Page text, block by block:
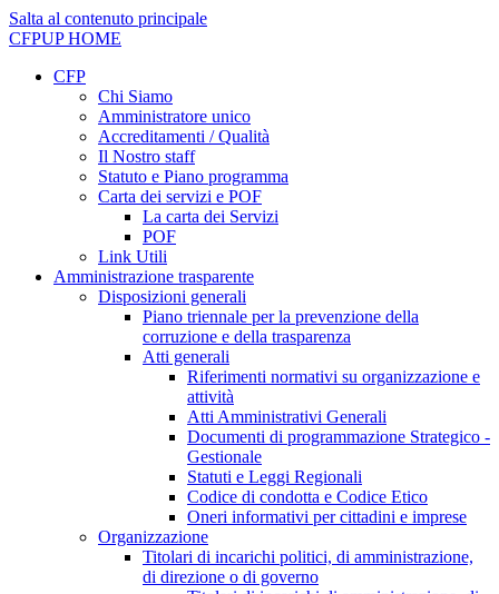
Salta al contenuto principale
CFPUPHOME
CFP
Chi Siamo
Amministratore unico
Accreditamenti / Qualità
Il Nostro staff
Statuto e Piano programma
Carta dei servizi e POF
La carta dei Servizi
POF
Link Utili
Amministrazione trasparente
Disposizioni generali
Piano triennale per la prevenzione della
corruzione e della trasparenza
Atti generali
Riferimenti normativi su organizzazione e
attività
Atti Amministrativi Generali
Documenti di programmazione Strategico -
Gestionale
Statuti e Leggi Regionali
Codice di condotta e Codice Etico
Oneri informativi per cittadini e imprese
Organizzazione
Titolari di incarichi politici, di amministrazione,
di direzione o di governo